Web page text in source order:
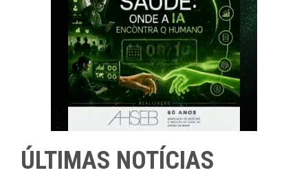
ÚLTIMAS NOTÍCIAS